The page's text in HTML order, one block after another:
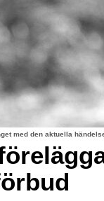
med den aktuella